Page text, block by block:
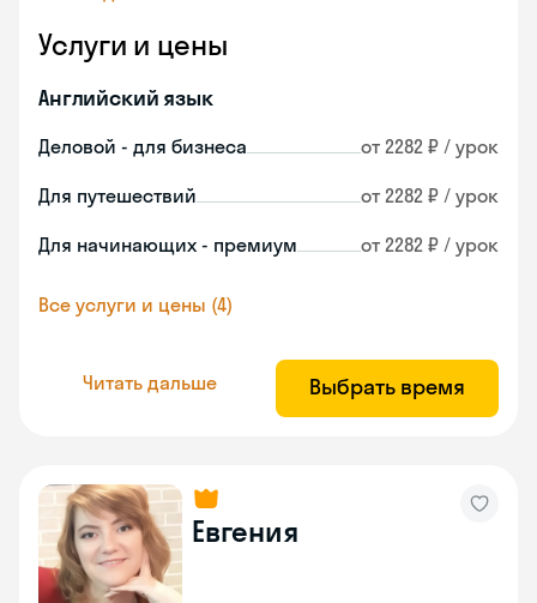
Услуги и цены
Английский язык
Деловой - для бизнеса от 2282 ₽ / урок
Для путешествий от 2282 ₽ / урок
Для начинающих - премиум от 2282 ₽ / урок
Все услуги и цены (4)
Читать дальше Выбрать время
Евгения